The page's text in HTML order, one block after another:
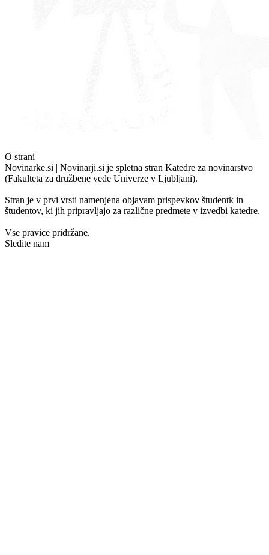
O strani
Novinarke.si | Novinarji.si je spletna stran Katedre za novinarstvo
(Fakulteta za družbene vede Univerze v Ljubljani).
Stran je v prvi vrsti namenjena objavam prispevkov študentk in
študentov, ki jih pripravljajo za različne predmete v izvedbi katedre.
Vse pravice pridržane.
Sledite nam